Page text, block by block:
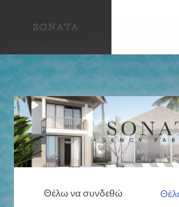
Θέλω να συνδεθώ